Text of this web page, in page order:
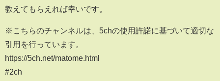
教えてもらえれば幸いです。
※こちらのチャンネルは、5chの使用許諾に基づいて適切な
引用を行っています。
https://5ch.net/matome.html
#2ch